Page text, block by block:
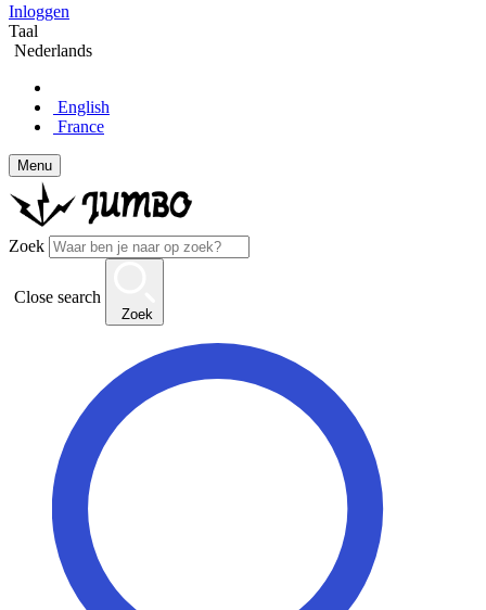
Inloggen
Taal
Nederlands
English
France
Menu
Zoek
Close search
Zoek